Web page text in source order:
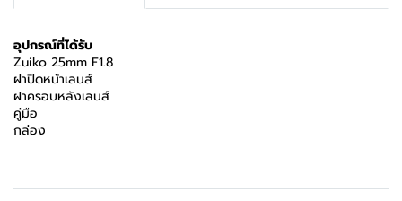
อุปกรณ์ที่ได้รับ
Zuiko 25mm F1.8
ฝาปิดหน้าเลนส์
ฝาครอบหลังเลนส์
คู่มือ
กล่อง